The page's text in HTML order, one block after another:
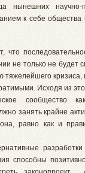
нынешних научно-
к себе общества
не только не будет
кризиса,
Исходя из
сообщество
занять крайне
равно как и
разработки
способны